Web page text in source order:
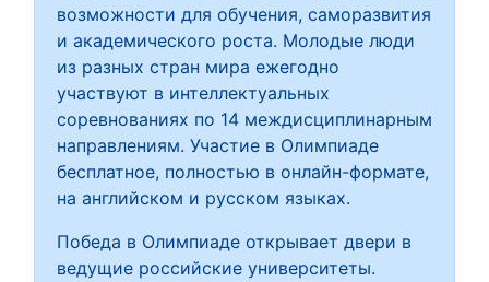
возможности для обучения, саморазвития
и академического роста. Молодые люди
из разных стран мира ежегодно
участвуют в интеллектуальных
соревнованиях по 14 междисциплинарным
направлениям. Участие в Олимпиаде
бесплатное, полностью в онлайн-формате,
на английском и русском языках.
Победа в Олимпиаде открывает двери в
ведущие российские университеты.